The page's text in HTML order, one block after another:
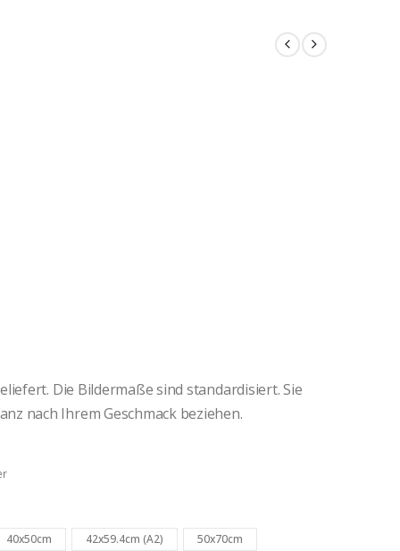
Die Bildermaße sind standardisiert. Sie
nach Ihrem Geschmack beziehen.
40x50cm 42x59.4cm (A2)
50x70cm